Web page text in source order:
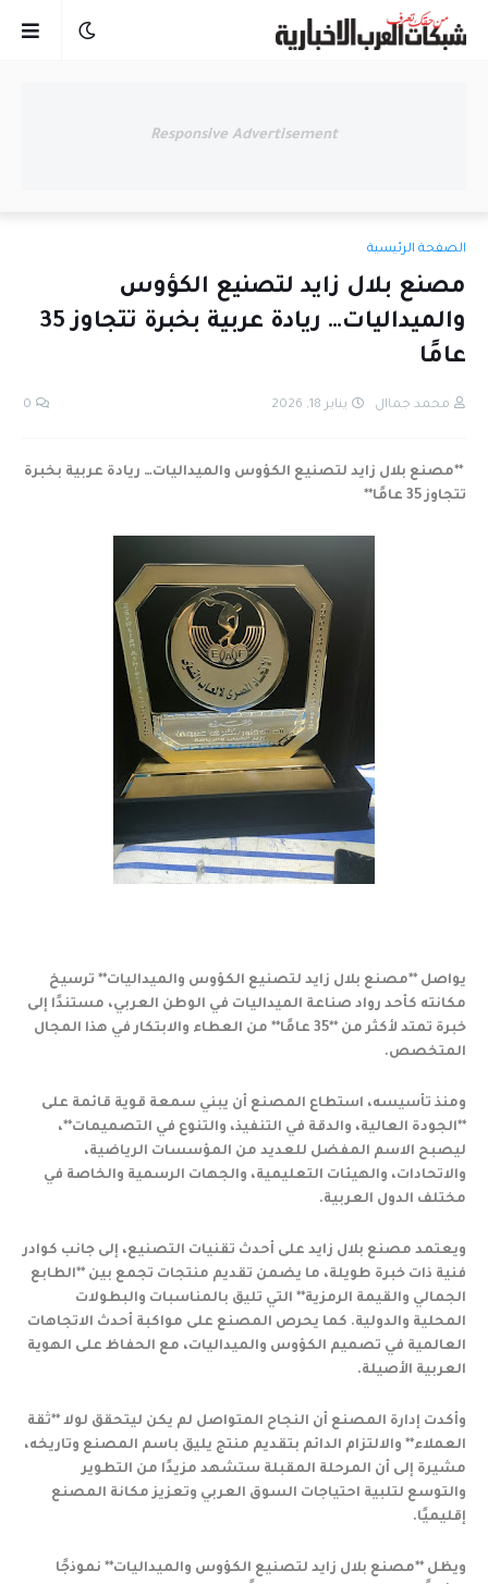
Responsive Advertisement
الصفحة الرئيسية
مصنع بلال زايد لتصنيع الكؤوس
والميداليات… ريادة عربية بخبرة تتجاوز 35
عامًا
محمد جماال يناير 18, 2026 0
**مصنع بلال زايد لتصنيع الكؤوس والميداليات… ريادة عربية بخبرة
تتجاوز 35 عامًا**
يواصل **مصنع بلال زايد لتصنيع الكؤوس والميداليات** ترسيخ
مكانته كأحد رواد صناعة الميداليات في الوطن العربي، مستندًا إلى
خبرة تمتد لأكثر من **35 عامًا** من العطاء والابتكار في هذا المجال
المتخصص.
ومنذ تأسيسه، استطاع المصنع أن يبني سمعة قوية قائمة على
**الجودة العالية، والدقة في التنفيذ، والتنوع في التصميمات**،
ليصبح الاسم المفضل للعديد من المؤسسات الرياضية،
والاتحادات، والهيئات التعليمية، والجهات الرسمية والخاصة في
مختلف الدول العربية.
ويعتمد مصنع بلال زايد على أحدث تقنيات التصنيع، إلى جانب كوادر
فنية ذات خبرة طويلة، ما يضمن تقديم منتجات تجمع بين **الطابع
الجمالي والقيمة الرمزية** التي تليق بالمناسبات والبطولات
المحلية والدولية. كما يحرص المصنع على مواكبة أحدث الاتجاهات
العالمية في تصميم الكؤوس والميداليات، مع الحفاظ على الهوية
العربية الأصيلة.
وأكدت إدارة المصنع أن النجاح المتواصل لم يكن ليتحقق لولا **ثقة
العملاء** والالتزام الدائم بتقديم منتج يليق باسم المصنع وتاريخه،
مشيرة إلى أن المرحلة المقبلة ستشهد مزيدًا من التطوير
والتوسع لتلبية احتياجات السوق العربي وتعزيز مكانة المصنع
إقليميًا.
ويظل **مصنع بلال زايد لتصنيع الكؤوس والميداليات** نموذجًا